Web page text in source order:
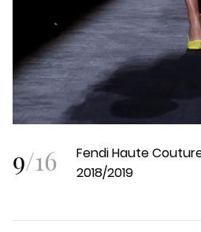
9/16
Fendi Haute
2018/2019